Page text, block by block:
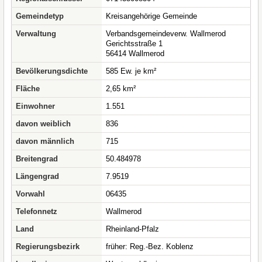
Gemeindetyp
Kreisangehörige Gemeinde
Verwaltung
Verbandsgemeindeverw. Wallmerod
Gerichtsstraße 1
56414 Wallmerod
Bevölkerungsdichte
585 Ew. je km²
Fläche
2,65 km²
Einwohner
1.551
davon weiblich
836
davon männlich
715
Breitengrad
50.484978
Längengrad
7.9519
Vorwahl
06435
Telefonnetz
Wallmerod
Land
Rheinland-Pfalz
Regierungsbezirk
früher: Reg.-Bez. Koblenz